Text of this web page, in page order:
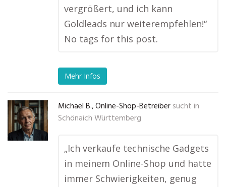
vergrößert, und ich kann
Goldleads nur weiterempfehlen!“
No tags for this post.
Mehr Infos
Michael B., Online-Shop-Betreiber sucht in
Schönaich Württemberg
„Ich verkaufe technische Gadgets
in meinem Online-Shop und hatte
immer Schwierigkeiten, genug